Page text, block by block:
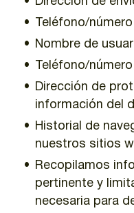
Teléfono/
Nombre de
Teléfono/
Dirección de
información del
Historial de
nuestros sitios
Recopilamos
pertinente y
necesaria para